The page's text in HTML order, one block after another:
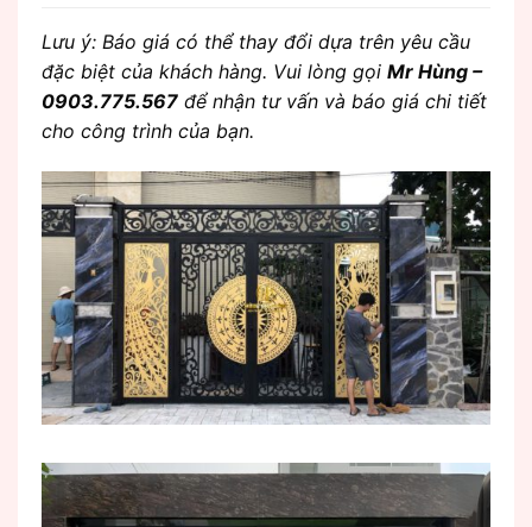
Lưu ý: Báo giá có thể thay đổi dựa trên yêu cầu
đặc biệt của khách hàng. Vui lòng gọi Mr Hùng –
0903.775.567 để nhận tư vấn và báo giá chi tiết
cho công trình của bạn.